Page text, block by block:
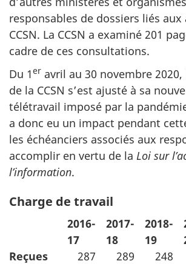
responsables de dossiers liés
CCSN. La CCSN a examiné 201
cadre de ces consultations.
Du 1er avril au 30 novembre
de la CCSN s’est ajusté à sa
télétravail imposé par la
a donc eu un impact pendant
les échéanciers associés aux
accomplir en vertu de la Loi sur
l’information.
Charge de travail
2016-
17
2017-
18
2018-
19
Reçues
287 289 248